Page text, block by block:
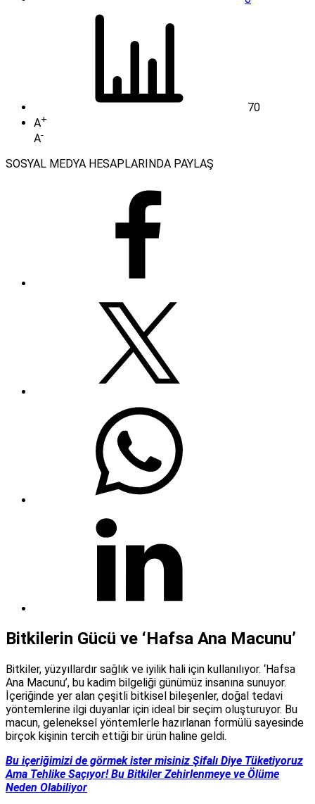
70
A+
A-
SOSYAL MEDYA HESAPLARINDA PAYLAŞ
Bitkilerin Gücü ve ‘Hafsa Ana Macunu’
Bitkiler, yüzyıllardır sağlık ve iyilik hali için kullanılıyor. ‘Hafsa
Ana Macunu’, bu kadim bilgeliği günümüz insanına sunuyor.
İçeriğinde yer alan çeşitli bitkisel bileşenler, doğal tedavi
yöntemlerine ilgi duyanlar için ideal bir seçim oluşturuyor. Bu
macun, geleneksel yöntemlerle hazırlanan formülü sayesinde
birçok kişinin tercih ettiği bir ürün haline geldi.
Bu içeriğimizi de görmek ister misiniz Şifalı Diye Tüketiyoruz
Ama Tehlike Saçıyor! Bu Bitkiler Zehirlenmeye ve Ölüme
Neden Olabiliyor